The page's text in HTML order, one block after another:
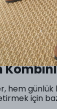
hem
için